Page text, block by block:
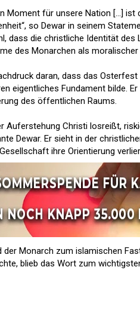
Moment für unsere Nation […] ist
so Dewar in seinem
dass die christliche Identität
des Monarchen als
daran, dass das Osterfest
eigentliches Fundament bilde.
des öffentlichen Raums.
Auferstehung Christi losreißt,
Dewar. Er sieht in der
ihre Orientierung
der Monarch zum islamischen
blieb das Wort zum